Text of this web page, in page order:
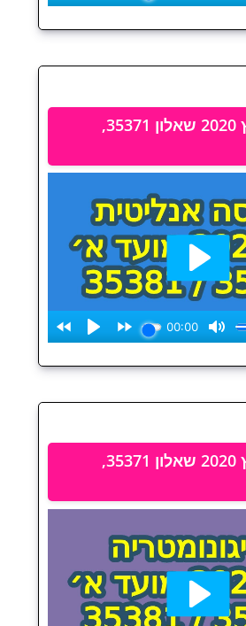
שאלה 3 – קיץ 2020 שאלון 35371,
שאלה 4 – קיץ 2020 שאלון 35371,